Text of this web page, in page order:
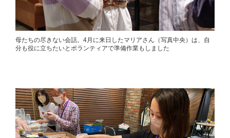
母たちの尽きない会話。4月に来日したマリアさん（写真中央）は、自
分も役に立ちたいとボランティアで準備作業もしました